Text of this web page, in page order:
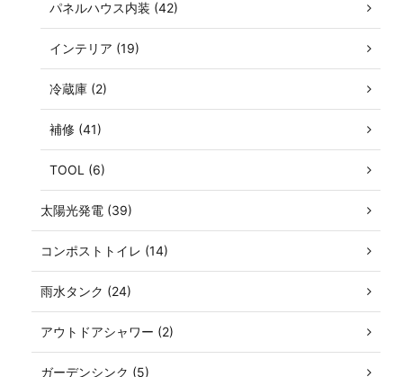
パネルハウス内装 (42)
インテリア (19)
冷蔵庫 (2)
補修 (41)
TOOL (6)
太陽光発電 (39)
コンポストトイレ (14)
雨水タンク (24)
アウトドアシャワー (2)
ガーデンシンク (5)